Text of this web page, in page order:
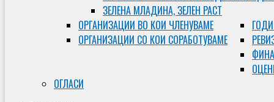
ЗЕЛЕНА МЛАДИНА, ЗЕЛЕН РАСТ
ОРГAНИЗАЦИИ ВО КОИ ЧЛЕНУВАМЕ
ОРГАНИЗАЦИИ СО КОИ СОРАБОТУВАМЕ
ОГЛАСИ